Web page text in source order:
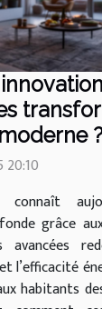
20:10
connaît
grâce
avancées
l’efficacité
habitants